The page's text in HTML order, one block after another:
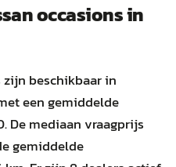
occasions in
zijn beschikbaar in
een gemiddelde
De mediaan vraagprijs
gemiddelde